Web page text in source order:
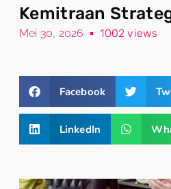
Kemitraan
Mei 30, 2026 1002 views
Facebook
LinkedIn